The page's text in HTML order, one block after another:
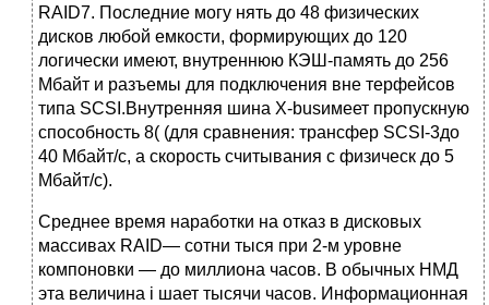
RAID7. Последние могу нять до 48 физических
дисков любой емкости, формирующих до 120
логически имеют, внутреннюю КЭШ-память до 256
Мбайт и разъемы для подключения вне терфейсов
типа SCSI.Внутренняя шина X-busимеет пропускную
способность 8( (для сравнения: трансфер SCSI-3до
40 Мбайт/с, а скорость считывания с физическ до 5
Мбайт/с).
Среднее время наработки на отказ в дисковых
массивах RAID— сотни тыся при 2-м уровне
компоновки — до миллиона часов. В обычных НМД
эта величина i шает тысячи часов. Информационная